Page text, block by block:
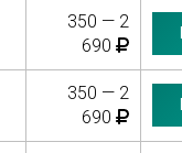
350 — 2
690
350 — 2
690